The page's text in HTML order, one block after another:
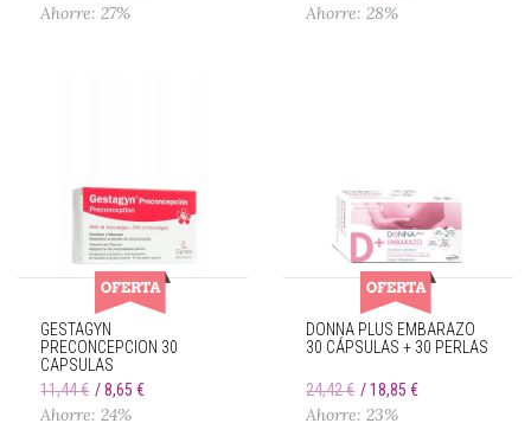
Ahorre: 27% Ahorre: 28%
GESTAGYN
PRECONCEPCION 30
CAPSULAS
11,44 €
8,65 €
Ahorre: 24%
DONNA PLUS EMBARAZO
30 CÁPSULAS + 30 PERLAS
24,42 € 18,85 €
Ahorre: 23%